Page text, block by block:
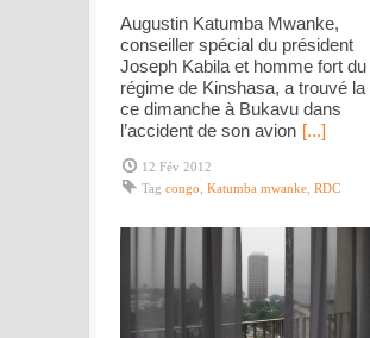
Augustin Katumba Mwanke,
conseiller spécial du président
Joseph Kabila et homme fort du
régime de Kinshasa, a trouvé la
ce dimanche à Bukavu dans
l’accident de son avion [...]
12 Fév 2012
Tag congo Katumba mwanke RDC